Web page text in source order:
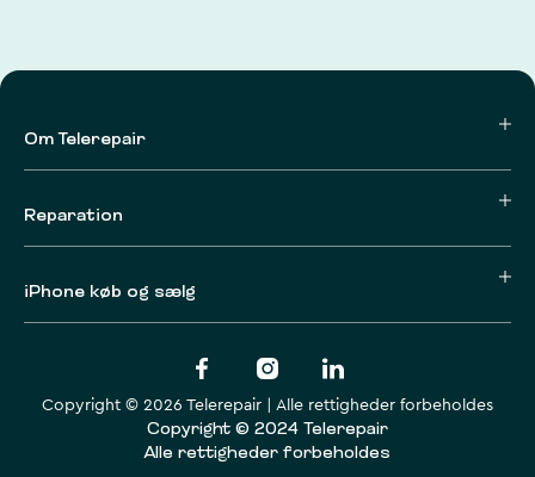
Om Telerepair
Reparation
iPhone køb og sælg
Copyright © 2026 Telerepair | Alle rettigheder forbeholdes
Copyright © 2024 Telerepair
Alle rettigheder forbeholdes